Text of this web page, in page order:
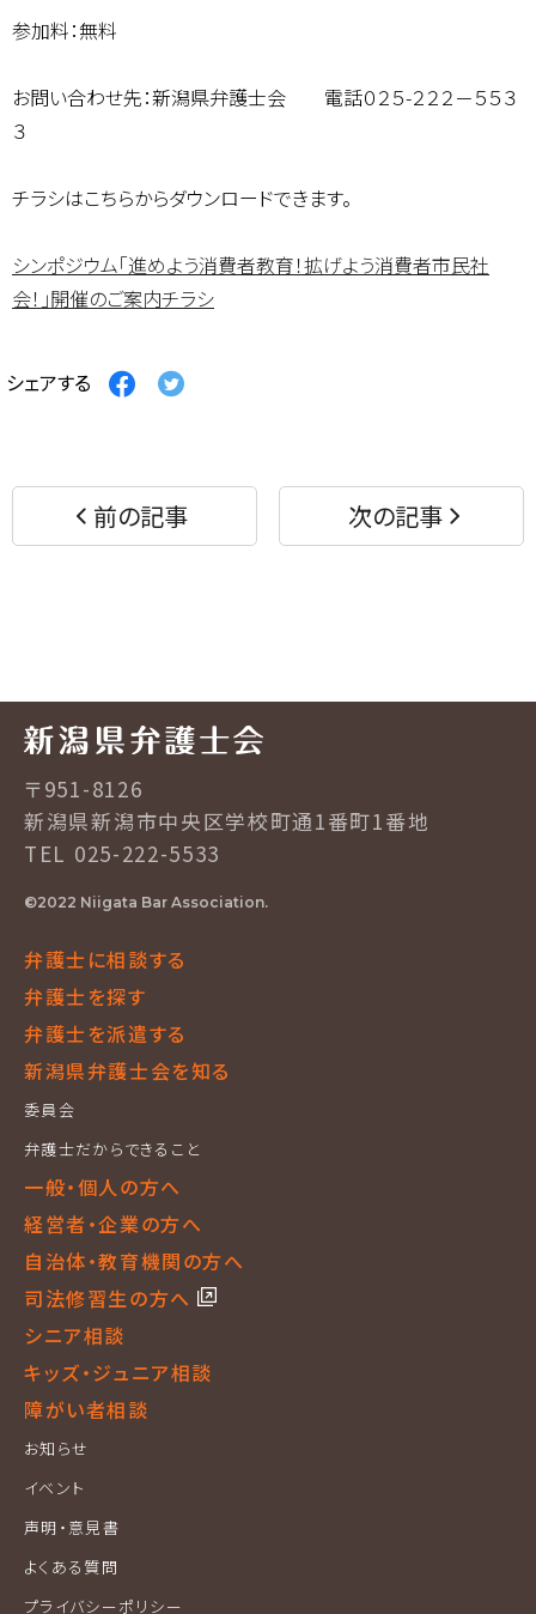
参加料：無料
お問い合わせ先：新潟県弁護士会 電話０２５-２２２－５５３
３
チラシはこちらからダウンロードできます。
シンポジウム「進めよう消費者教育！拡げよう消費者市民社
会！」開催のご案内チラシ
シェアする Facebook
す
る
Twitter
す
る
前の記事 次の記事
〒951-8126
新潟県新潟市中央区学校町通1番町1番地
TEL 025-222-5533
©2022 Niigata Bar Association.
弁護士に相談する
弁護士を探す
弁護士を派遣する
新潟県弁護士会を知る
委員会
弁護士だからできること
一般・個人の方へ
経営者・企業の方へ
自治体・教育機関の方へ
司法修習生の方へ
シニア相談
キッズ・ジュニア相談
障がい者相談
お知らせ
イベント
声明・意見書
よくある質問
プライバシーポリシー